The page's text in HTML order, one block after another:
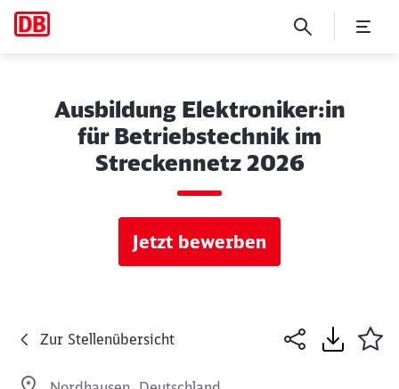
Ausbildung Elektroniker:in
für Betriebstechnik im
Streckennetz 2026
Jetzt bewerben
Zur Stellenübersicht